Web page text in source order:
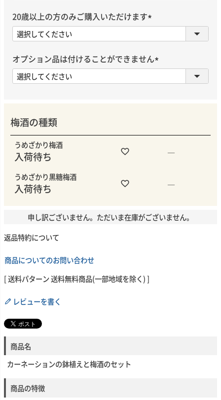
)
20歳以上の方のみご購入いただけます
必
須
)
オプション品は付けることができません
必
梅酒の種類
うめざかり梅酒
入荷待ち —
うめざかり黒糖梅酒
入荷待ち —
申し訳ございません。ただいま在庫がございません。
返品特約について
商品についてのお問い合わせ
送料パターン送料無料商品(一部地域を除く)
レビューを書く
商品名
カーネーションの鉢植えと梅酒のセット
商品の特徴